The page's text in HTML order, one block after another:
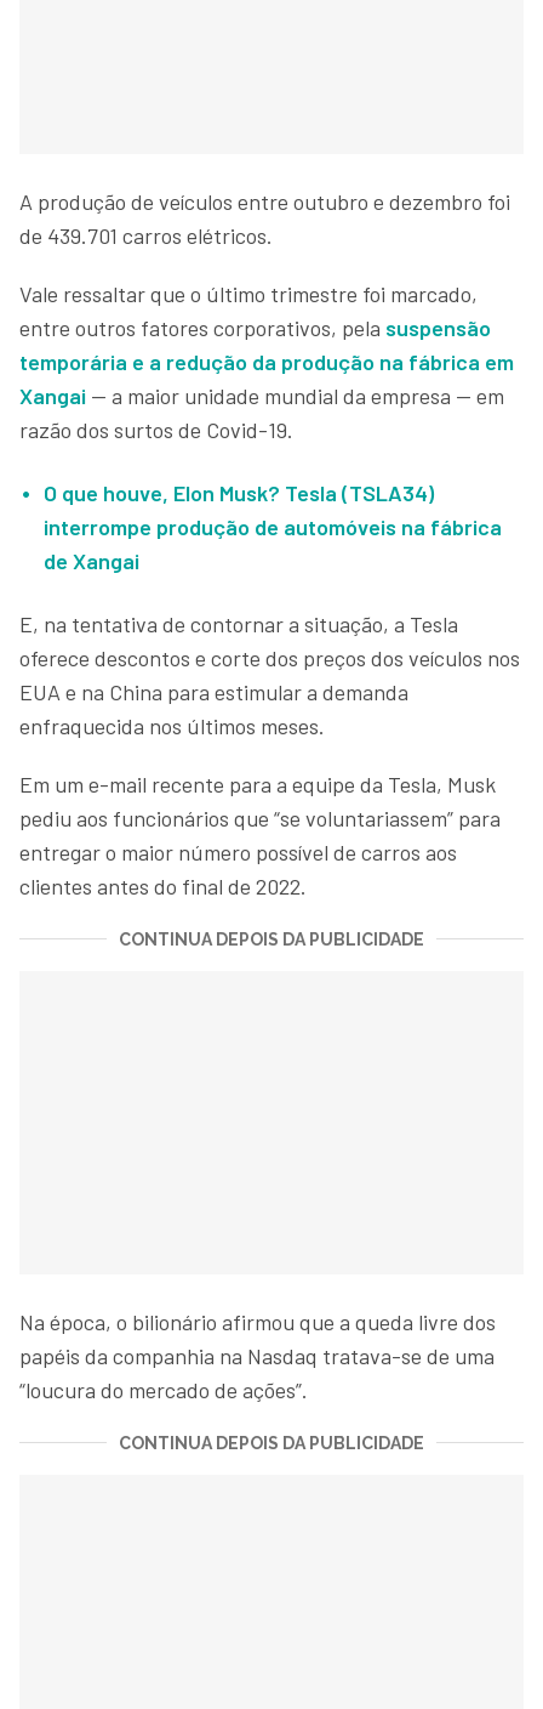
A produção de veículos entre outubro e dezembro foi
de 439.701 carros elétricos.
Vale ressaltar que o último trimestre foi marcado,
entre outros fatores corporativos, pela suspensão
temporária e a redução da produção na fábrica em
Xangai — a maior unidade mundial da empresa — em
razão dos surtos de Covid-19.
O que houve, Elon Musk? Tesla (TSLA34)
interrompe produção de automóveis na fábrica
de Xangai
E, na tentativa de contornar a situação, a Tesla
oferece descontos e corte dos preços dos veículos nos
EUA e na China para estimular a demanda
enfraquecida nos últimos meses.
Em um e-mail recente para a equipe da Tesla, Musk
pediu aos funcionários que “se voluntariassem” para
entregar o maior número possível de carros aos
clientes antes do final de 2022.
CONTINUA DEPOIS DA PUBLICIDADE
Na época, o bilionário afirmou que a queda livre dos
papéis da companhia na Nasdaq tratava-se de uma
“loucura do mercado de ações”.
CONTINUA DEPOIS DA PUBLICIDADE